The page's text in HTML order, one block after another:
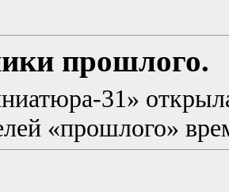
прошлого.
31»
«прошлого»